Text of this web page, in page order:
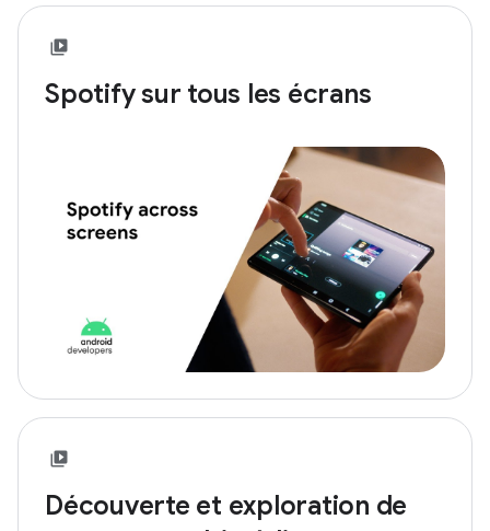
Spotify sur tous les écrans
Découverte et exploration de